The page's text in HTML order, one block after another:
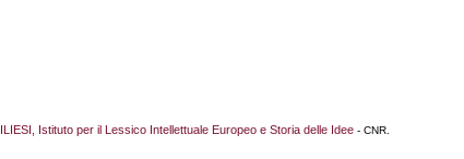
ILIESI, Istituto per il Lessico Intellettuale Europeo e Storia delle Idee - CNR.